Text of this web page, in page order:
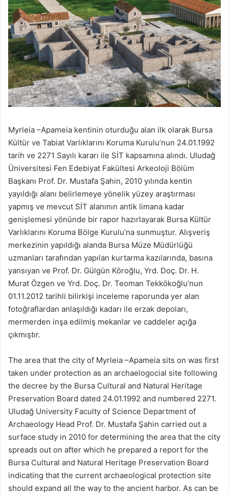
Myrleia –Apameia kentinin oturduğu alan ilk olarak Bursa
Kültür ve Tabiat Varlıklarını Koruma Kurulu’nun 24.01.1992
tarih ve 2271 Sayılı kararı ile SİT kapsamına alındı. Uludağ
Üniversitesi Fen Edebiyat Fakültesi Arkeoloji Bölüm
Başkanı Prof. Dr. Mustafa Şahin, 2010 yılında kentin
yayıldığı alanı belirlemeye yönelik yüzey araştırması
yapmış ve mevcut SİT alanının antik limana kadar
genişlemesi yönünde bir rapor hazırlayarak Bursa Kültür
Varlıklarını Koruma Bölge Kurulu’na sunmuştur. Alışveriş
merkezinin yapıldığı alanda Bursa Müze Müdürlüğü
uzmanları tarafından yapılan kurtarma kazılarında, basına
yansıyan ve Prof. Dr. Gülgün Köroğlu, Yrd. Doç. Dr. H.
Murat Özgen ve Yrd. Doç. Dr. Teoman Tekkökoğlu’nun
01.11.2012 tarihli bilirkişi inceleme raporunda yer alan
fotoğraflardan anlaşıldığı kadarı ile erzak depoları,
mermerden inşa edilmiş mekanlar ve caddeler açığa
çıkmıştır.
The area that the city of Myrleia –Apameia sits on was first
taken under protection as an archaelogocial site following
the decree by the Bursa Cultural and Natural Heritage
Preservation Board dated 24.01.1992 and numbered 2271.
Uludağ University Faculty of Science Department of
Archaeology Head Prof. Dr. Mustafa Şahin carried out a
surface study in 2010 for determining the area that the city
spreads out on after which he prepared a report for the
Bursa Cultural and Natural Heritage Preservation Board
indicating that the current archaeological protection site
should expand all the way to the ancient harbor. As can be